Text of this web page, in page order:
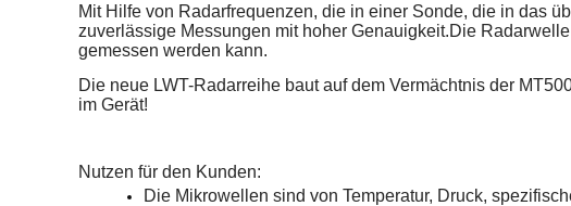
Mit Hilfe von Radarfrequenzen, die in einer Sonde, die in das
zuverlässige Messungen mit hoher Genauigkeit.Die
gemessen werden kann.
Die neue LWT-Radarreihe baut auf dem Vermächtnis der
im Gerät!
Nutzen für den Kunden:
Die Mikrowellen sind von Temperatur, Druck,